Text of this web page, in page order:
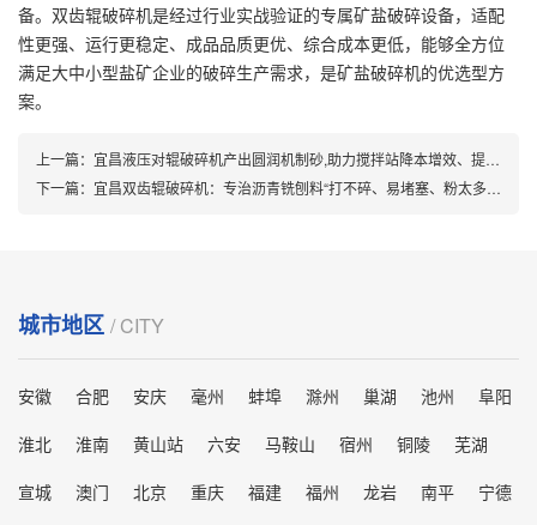
备。双齿辊破碎机是经过行业实战验证的专属矿盐破碎设备，适配
性更强、运行更稳定、成品品质更优、综合成本更低，能够全方位
满足大中小型盐矿企业的破碎生产需求，是矿盐破碎机的优选型方
案。
上一篇： 宜昌液压对辊破碎机产出圆润机制砂,助力搅拌站降本增效、提升工程质量!
下一篇： 宜昌双齿辊破碎机：专治沥青铣刨料“打不碎、易堵塞、粉太多”三大顽疾!
城市地区 / CITY
安徽 合肥 安庆 毫州 蚌埠 滁州 巢湖 池州
阜阳
淮北
淮南 黄山站 六安 马鞍山 宿州 铜陵
芜湖
宣城
澳门 北京 重庆 福建 福州 龙岩 南平
宁德